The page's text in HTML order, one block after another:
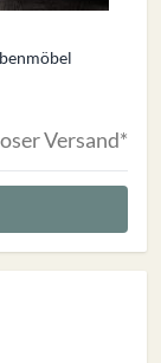
Versand*